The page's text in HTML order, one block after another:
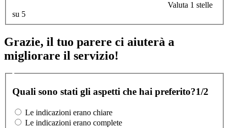
Valuta 1 stelle
su 5
Grazie, il tuo parere ci aiuterà a
migliorare il servizio!
Quali sono stati gli aspetti che hai preferito?1/2
Le indicazioni erano chiare
Le indicazioni erano complete